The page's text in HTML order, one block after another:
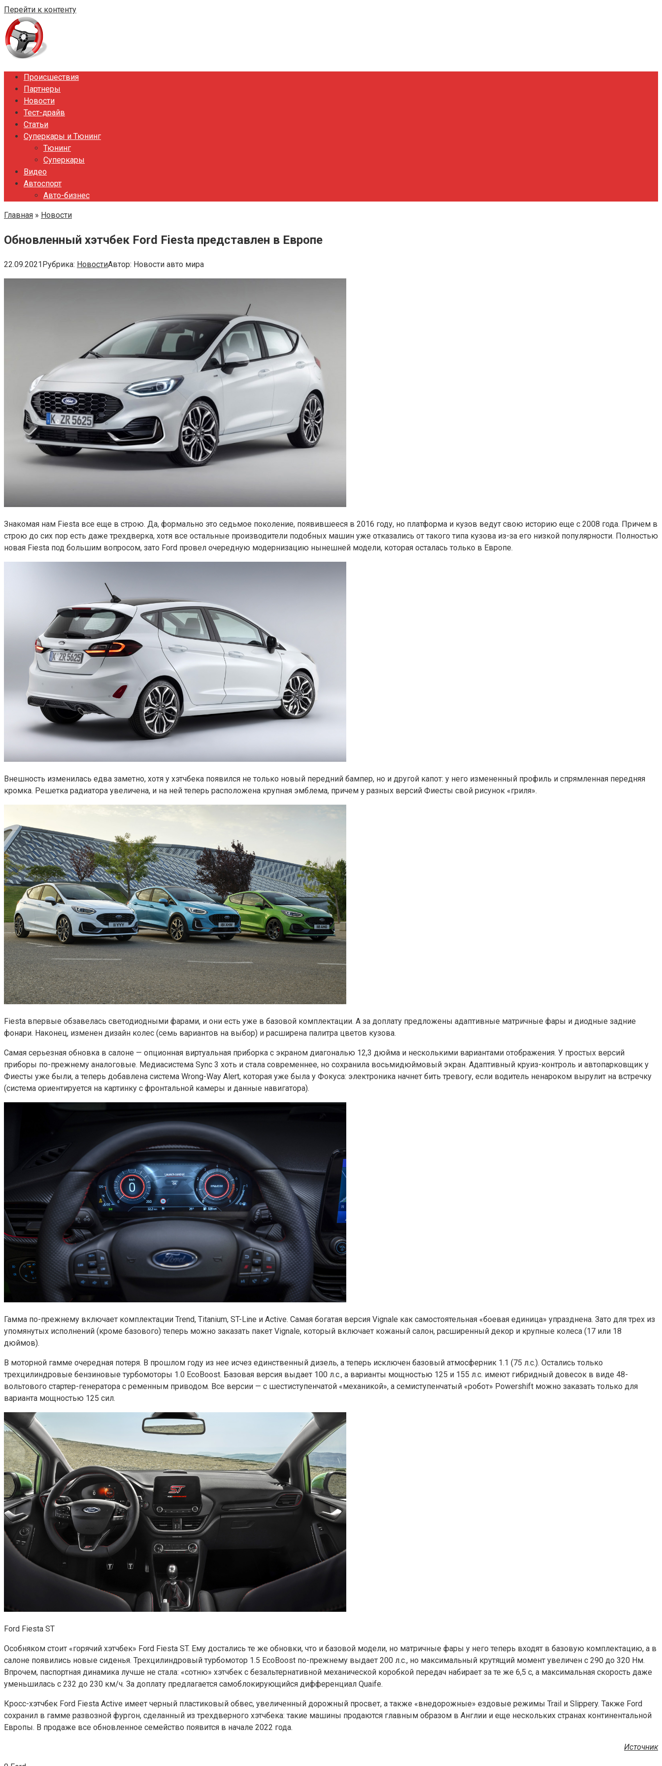
Перейти к контенту
Происшествия
Партнеры
Новости
Тест-драйв
Статьи
Суперкары и Тюнинг
Тюнинг
Суперкары
Видео
Автоспорт
Авто-бизнес
Главная » Новости
Обновленный хэтчбек Ford Fiesta представлен в Европе
22.09.2021Рубрика: НовостиАвтор: Новости авто мира
Знакомая нам Fiesta все еще в строю. Да, формально это седьмое поколение, появившееся в 2016 году, но платформа и кузов ведут свою историю еще с 2008 года. Причем в
строю до сих пор есть даже трехдверка, хотя все остальные производители подобных машин уже отказались от такого типа кузова из-за его низкой популярности. Полностью
новая Fiesta под большим вопросом, зато Ford провел очередную модернизацию нынешней модели, которая осталась только в Европе.
Внешность изменилась едва заметно, хотя у хэтчбека появился не только новый передний бампер, но и другой капот: у него измененный профиль и спрямленная передняя
кромка. Решетка радиатора увеличена, и на ней теперь расположена крупная эмблема, причем у разных версий Фиесты свой рисунок «гриля».
Fiesta впервые обзавелась светодиодными фарами, и они есть уже в базовой комплектации. А за доплату предложены адаптивные матричные фары и диодные задние
фонари. Наконец, изменен дизайн колес (семь вариантов на выбор) и расширена палитра цветов кузова.
Самая серьезная обновка в салоне — опционная виртуальная приборка с экраном диагональю 12,3 дюйма и несколькими вариантами отображения. У простых версий
приборы по-прежнему аналоговые. Медиасистема Sync 3 хоть и стала современнее, но сохранила восьмидюймовый экран. Адаптивный круиз-контроль и автопарковщик у
Фиесты уже были, а теперь добавлена система Wrong-Way Alert, которая уже была у Фокуса: электроника начнет бить тревогу, если водитель ненароком вырулит на встречку
(система ориентируется на картинку с фронтальной камеры и данные навигатора).
Гамма по-прежнему включает комплектации Trend, Titanium, ST-Line и Active. Самая богатая версия Vignale как самостоятельная «боевая единица» упразднена. Зато для трех из
упомянутых исполнений (кроме базового) теперь можно заказать пакет Vignale, который включает кожаный салон, расширенный декор и крупные колеса (17 или 18
дюймов).
В моторной гамме очередная потеря. В прошлом году из нее исчез единственный дизель, а теперь исключен базовый атмосферник 1.1 (75 л.с.). Остались только
трехцилиндровые бензиновые турбомоторы 1.0 EcoBoost. Базовая версия выдает 100 л.с., а варианты мощностью 125 и 155 л.с. имеют гибридный довесок в виде 48-
вольтового стартер-генератора с ременным приводом. Все версии — с шестиступенчатой «механикой», а семиступенчатый «робот» Powershift можно заказать только для
варианта мощностью 125 сил.
Ford Fiesta ST
Особняком стоит «горячий хэтчбек» Ford Fiesta ST. Ему достались те же обновки, что и базовой модели, но матричные фары у него теперь входят в базовую комплектацию, а в
салоне появились новые сиденья. Трехцилиндровый турбомотор 1.5 EcoBoost по-прежнему выдает 200 л.с., но максимальный крутящий момент увеличен с 290 до 320 Нм.
Впрочем, паспортная динамика лучше не стала: «сотню» хэтчбек с безальтернативной механической коробкой передач набирает за те же 6,5 с, а максимальная скорость даже
уменьшилась с 232 до 230 км/ч. За доплату предлагается самоблокирующийся дифференциал Quaife.
Кросс-хэтчбек Ford Fiesta Active имеет черный пластиковый обвес, увеличенный дорожный просвет, а также «внедорожные» ездовые режимы Trail и Slippery. Также Ford
сохранил в гамме развозной фургон, сделанный из трехдверного хэтчбека: такие машины продаются главным образом в Англии и еще нескольких странах континентальной
Европы. В продаже все обновленное семейство появится в начале 2022 года.
Источник